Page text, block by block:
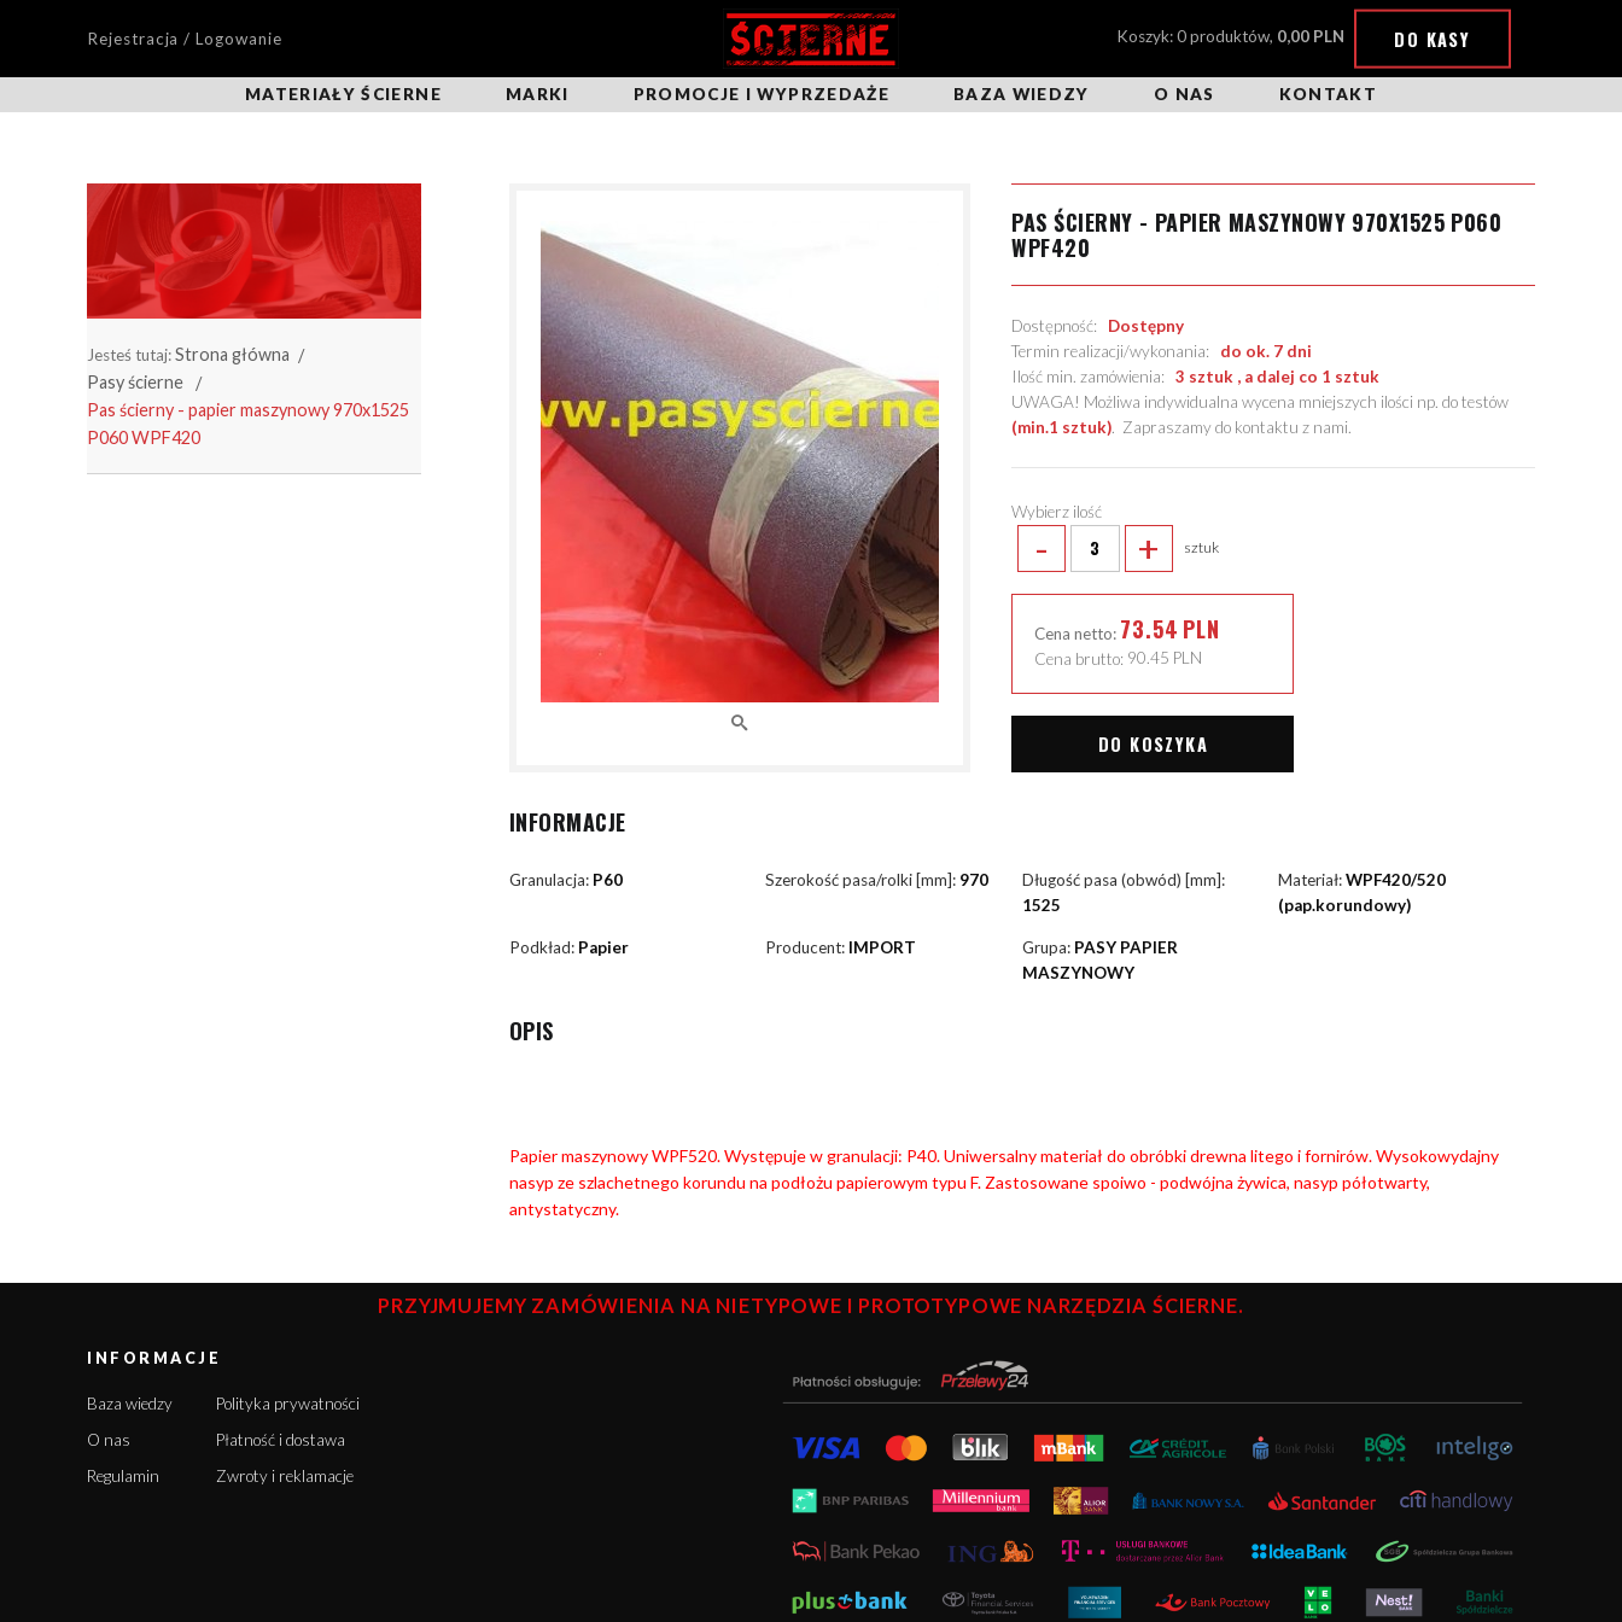
Rejestracja / Logowanie Koszyk: 0 produktów, 0,00 PLN DO KASY
MATERIAŁY ŚCIERNE MARKI PROMOCJE I WYPRZEDAŻE BAZA WIEDZY O NAS KONTAKT
Jesteś tutaj:Strona główna
Pasy ścierne
Pas ścierny - papier maszynowy 970x1525
P060 WPF420
PAS ŚCIERNY - PAPIER MASZYNOWY 970X1525 P060
WPF420
Dostępność: Dostępny
Termin realizacji/wykonania: do ok. 7 dni
Ilość min. zamówienia:3 sztuk , a dalej co 1 sztuk
UWAGA! Możliwa indywidualna wycena mniejszych ilości np. do testów
(min.1 sztuk). Zapraszamy do kontaktu z nami.
Wybierz ilość
- + sztuk
Cena netto: 73.54 PLN
Cena brutto: 90.45 PLN
DO KOSZYKA
INFORMACJE
Granulacja: P60 Szerokość pasa/rolki [mm]: 970
Długość pasa (obwód) [mm]:
1525
Materiał:WPF420/520
(pap.korundowy)
Podkład: Papier Producent: IMPORT Grupa: PASY PAPIER
MASZYNOWY
OPIS
Papier maszynowy WPF520. Występuje w granulacji: P40. Uniwersalny materiał do obróbki drewna litego i fornirów. Wysokowydajny
nasyp ze szlachetnego korundu na podłożu papierowym typu F. Zastosowane spoiwo - podwójna żywica, nasyp półotwarty,
antystatyczny.
PRZYJMUJEMY ZAMÓWIENIA NA NIETYPOWE I PROTOTYPOWE NARZĘDZIA ŚCIERNE.
INFORMACJE
Baza wiedzy
O nas
Regulamin
Polityka prywatności
Płatność i dostawa
Zwroty i reklamacje